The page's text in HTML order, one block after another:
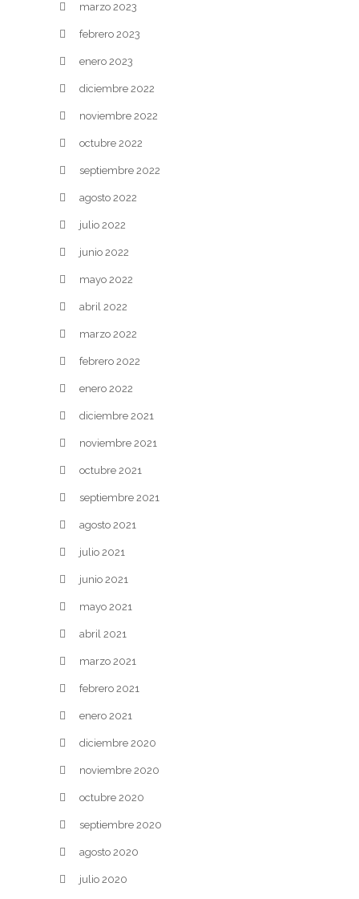
marzo 2023
febrero 2023
enero 2023
diciembre 2022
noviembre 2022
octubre 2022
septiembre 2022
agosto 2022
julio 2022
junio 2022
mayo 2022
abril 2022
marzo 2022
febrero 2022
enero 2022
diciembre 2021
noviembre 2021
octubre 2021
septiembre 2021
agosto 2021
julio 2021
junio 2021
mayo 2021
abril 2021
marzo 2021
febrero 2021
enero 2021
diciembre 2020
noviembre 2020
octubre 2020
septiembre 2020
agosto 2020
julio 2020